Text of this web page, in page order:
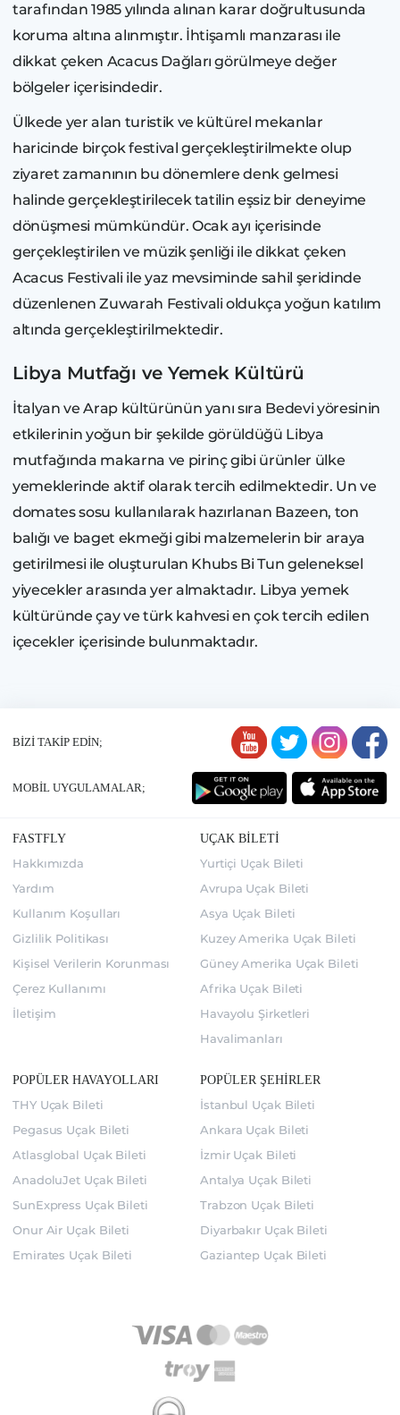
tarafından 1985 yılında alınan karar doğrultusunda
koruma altına alınmıştır. İhtişamlı manzarası ile
dikkat çeken Acacus Dağları görülmeye değer
bölgeler içerisindedir.
Ülkede yer alan turistik ve kültürel mekanlar
haricinde birçok festival gerçekleştirilmekte olup
ziyaret zamanının bu dönemlere denk gelmesi
halinde gerçekleştirilecek tatilin eşsiz bir deneyime
dönüşmesi mümkündür. Ocak ayı içerisinde
gerçekleştirilen ve müzik şenliği ile dikkat çeken
Acacus Festivali ile yaz mevsiminde sahil şeridinde
düzenlenen Zuwarah Festivali oldukça yoğun katılım
altında gerçekleştirilmektedir.
Libya Mutfağı ve Yemek Kültürü
İtalyan ve Arap kültürünün yanı sıra Bedevi yöresinin
etkilerinin yoğun bir şekilde görüldüğü Libya
mutfağında makarna ve pirinç gibi ürünler ülke
yemeklerinde aktif olarak tercih edilmektedir. Un ve
domates sosu kullanılarak hazırlanan Bazeen, ton
balığı ve baget ekmeği gibi malzemelerin bir araya
getirilmesi ile oluşturulan Khubs Bi Tun geleneksel
yiyecekler arasında yer almaktadır. Libya yemek
kültüründe çay ve türk kahvesi en çok tercih edilen
içecekler içerisinde bulunmaktadır.
BİZİ TAKİP EDİN;
MOBİL UYGULAMALAR;
FASTFLY
Hakkımızda
Yardım
Kullanım Koşulları
Gizlilik Politikası
Kişisel Verilerin Korunması
Çerez Kullanımı
İletişim
UÇAK BİLETİ
Yurtiçi Uçak Bileti
Avrupa Uçak Bileti
Asya Uçak Bileti
Kuzey Amerika Uçak Bileti
Güney Amerika Uçak Bileti
Afrika Uçak Bileti
Havayolu Şirketleri
Havalimanları
POPÜLER HAVAYOLLARI
THY Uçak Bileti
Pegasus Uçak Bileti
Atlasglobal Uçak Bileti
AnadoluJet Uçak Bileti
SunExpress Uçak Bileti
Onur Air Uçak Bileti
Emirates Uçak Bileti
POPÜLER ŞEHİRLER
İstanbul Uçak Bileti
Ankara Uçak Bileti
İzmir Uçak Bileti
Antalya Uçak Bileti
Trabzon Uçak Bileti
Diyarbakır Uçak Bileti
Gaziantep Uçak Bileti